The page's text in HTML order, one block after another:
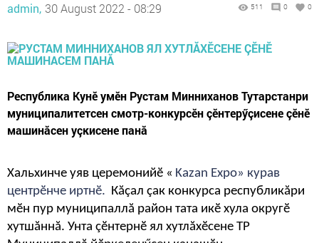
admin, 30 August 2022 - 08:29 511 0 0
Республика Кунӗ умӗн Рустам Минниханов Тутарстанри
муниципалитетсен смотр-конкурсӗн çӗнтерӳçисене çӗнӗ
машинăсен уçкисене панă
Хальхинче уяв церемонийӗ « Kazan Expo» курав
центрӗнче иртнӗ. Кăçал çак конкурса республикăри
мӗн пур муниципаллă район тата икӗ хула округӗ
хутшăннă. Унта çӗнтернӗ ял хутлăхӗсене ТР